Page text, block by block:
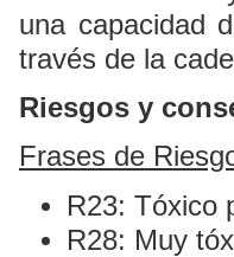
una capacidad
través de la
Riesgos y
Frases de
R23: Tóxico
R28: Muy